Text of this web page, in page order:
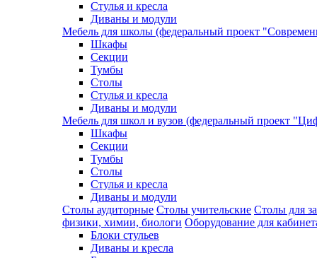
Стулья и кресла
Диваны и модули
Мебель для школы (федеральный проект
Шкафы
Секции
Тумбы
Столы
Стулья и кресла
Диваны и модули
Мебель для школ и вузов (федеральный проект
Шкафы
Секции
Тумбы
Столы
Стулья и кресла
Диваны и модули
Столы аудиторные Столы учительские Столы для
физики, химии, биологи Оборудование для
Блоки стульев
Диваны и кресла